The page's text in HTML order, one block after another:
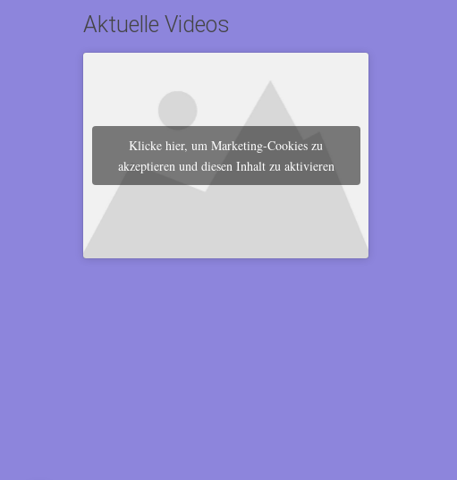
Aktuelle Videos
Klicke hier, um Marketing-Cookies zu
akzeptieren und diesen Inhalt zu aktivieren